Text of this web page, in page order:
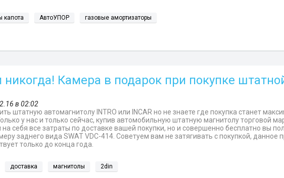
капота АвтоУПОР
газовые амортизаторы
никогда! Камера в подарок при покупке
в 02:02
штатную автомагнитолу INTRO или INCAR но не знаете где покупка станет
у нас и только сейчас, купив автомобильную штатную магнитолу торговой
себя все затраты по доставке вашей покупки, но и совершенно бесплатно вы
заднего вида SWAT VDC-414. Советуем вам не затягивать с покупкой, данное
только до конца года.
доставка магнитолы
2din